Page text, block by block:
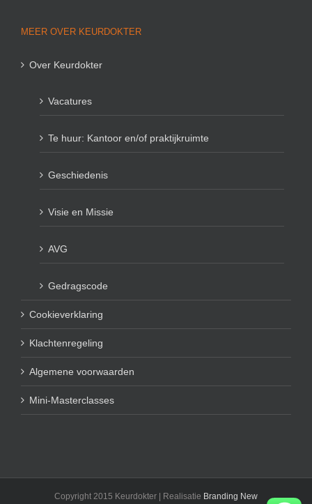
MEER OVER KEURDOKTER
Over Keurdokter
Vacatures
Te huur: Kantoor en/of praktijkruimte
Geschiedenis
Visie en Missie
AVG
Gedragscode
Cookieverklaring
Klachtenregeling
Algemene voorwaarden
Mini-Masterclasses
Copyright 2015 Keurdokter | Realisatie Branding New